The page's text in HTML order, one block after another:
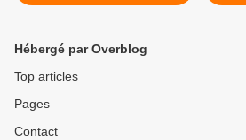
Hébergé par Overblog
Top articles
Pages
Contact